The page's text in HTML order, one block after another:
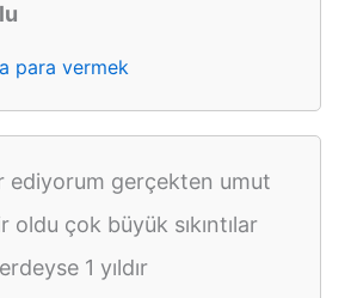
para vermek
ediyorum gerçekten umut
çok büyük sıkıntılar
1 yıldır